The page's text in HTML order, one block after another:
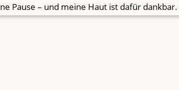
Pause – und meine Haut ist dafür dankbar.